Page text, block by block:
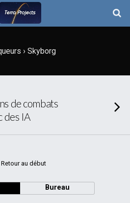
› Skyborg
de combats
des IA
Retour au début
Bureau